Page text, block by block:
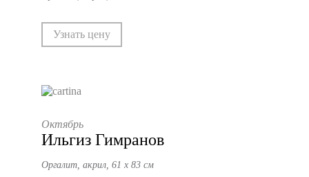
Узнать цену
Октябрь
Ильгиз Гимранов
Оргалит, акрил, 61 х 83 см